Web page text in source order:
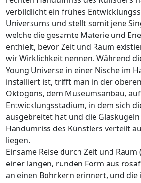
verbildlicht ein frühes
Universums und stellt somit jene
welche die gesamte Materie und
enthielt, bevor Zeit und Raum
wir Wirklichkeit nennen. Während
Young Universe in einer Nische im
installiert ist, trifft man in der
Oktogons, dem Museumsanbau,
Entwicklungsstadium, in dem sich
ausgebreitet hat und die
Handumriss des Künstlers verteilt
liegen.
Einsame Reise durch Zeit und Raum
einer langen, runden Form aus
an einen Bohrkern erinnert, und die